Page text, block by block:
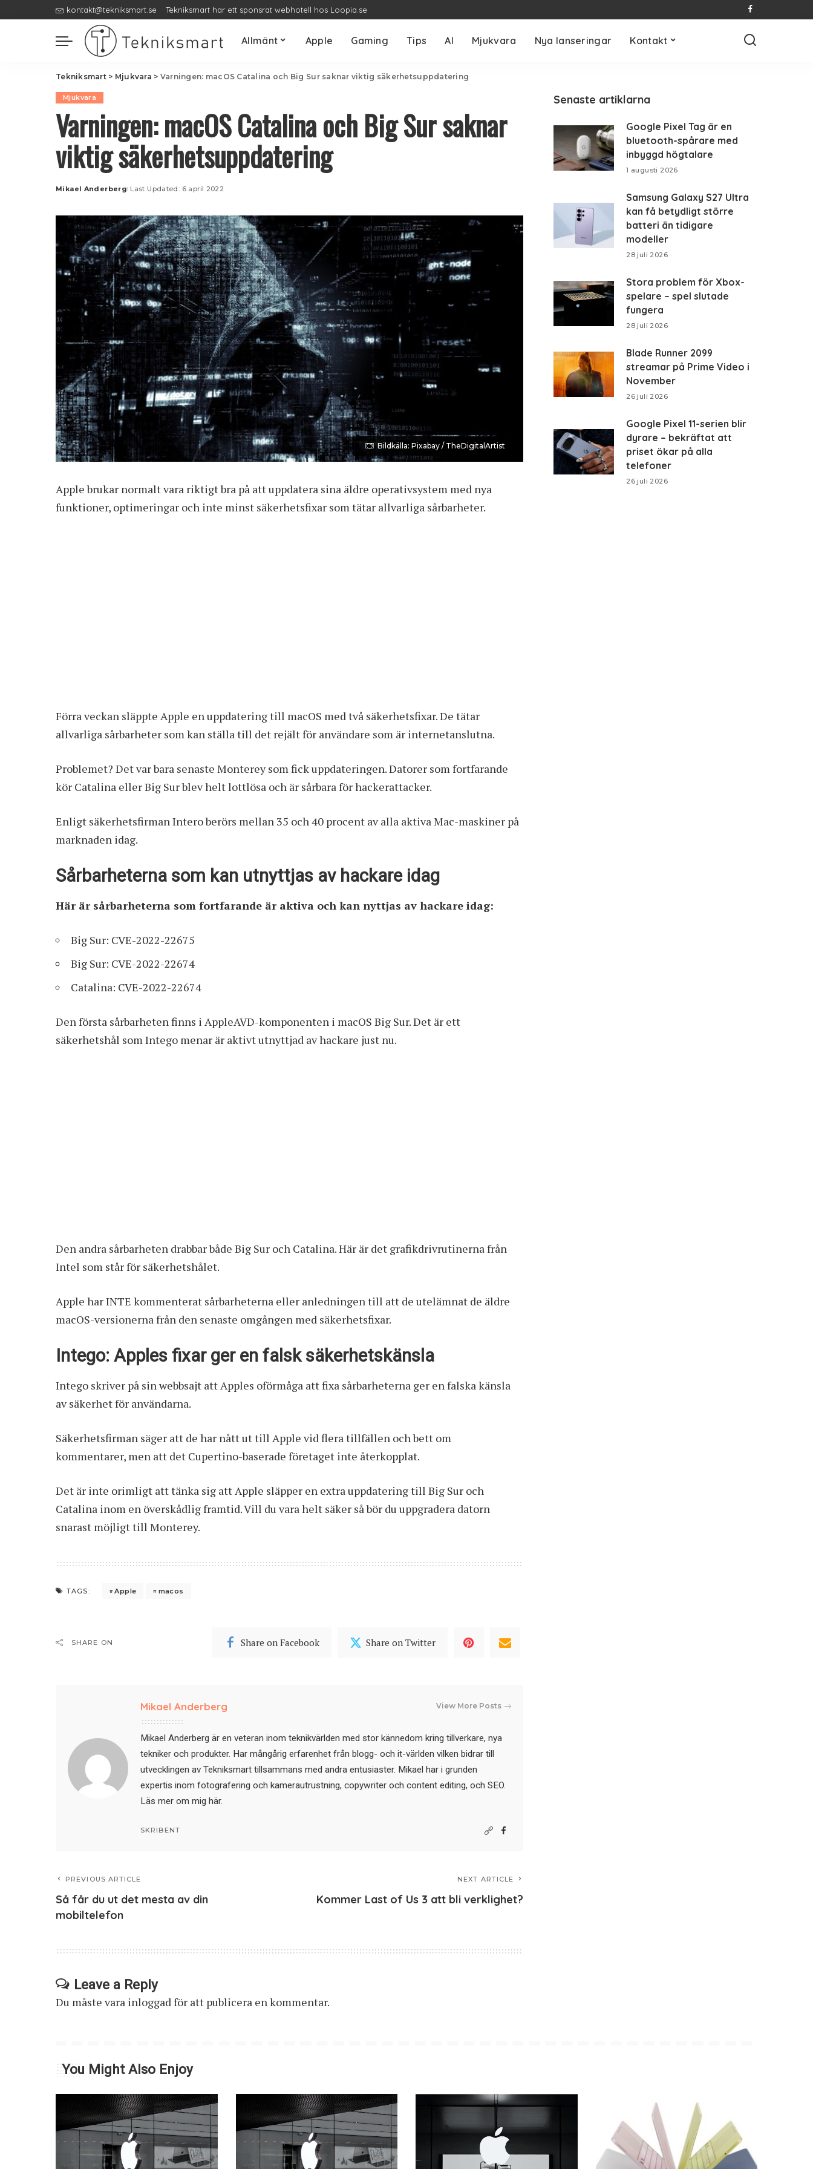
kontakt@tekniksmart.se Tekniksmart har ett sponsrat webhotell hos Loopia.se
Allmänt Apple Gaming Tips AI Mjukvara Nya lanseringar Kontakt
Tekniksmart> Mjukvara > Varningen: macOS Catalina och Big Sur saknar viktig säkerhetsuppdatering
Mjukvara
Varningen: macOS Catalina och Big Sur saknar
viktig säkerhetsuppdatering
Posted
Mikael Anderberg Last Updated: 6 april 2022
Bildkälla: Pixabay / TheDigitalArtist
Apple brukar normalt vara riktigt bra på att uppdatera sina äldre operativsystem med nya
funktioner, optimeringar och inte minst säkerhetsfixar som tätar allvarliga sårbarheter.
Förra veckan släppte Apple en uppdatering till macOS med två säkerhetsfixar. De tätar
allvarliga sårbarheter som kan ställa till det rejält för användare som är internetanslutna.
Problemet? Det var bara senaste Monterey som fick uppdateringen. Datorer som fortfarande
kör Catalina eller Big Sur blev helt lottlösa och är sårbara för hackerattacker.
Enligt säkerhetsfirman Interoberörs mellan 35 och 40 procent av alla aktiva Mac-maskiner på
marknaden idag.
Sårbarheterna som kan utnyttjas av hackare idag
Här är sårbarheterna som fortfarande är aktiva och kan nyttjas av hackare idag:
Big Sur: CVE-2022-22675
Big Sur: CVE-2022-22674
Catalina: CVE-2022-22674
Den första sårbarheten finns i AppleAVD-komponenten i macOS Big Sur. Det är ett
säkerhetshål som Intego menar är aktivt utnyttjad av hackare just nu.
Den andra sårbarheten drabbar både Big Sur och Catalina. Här är det grafikdrivrutinerna från
Intel som står för säkerhetshålet.
Apple har INTE kommenterat sårbarheterna eller anledningen till att de utelämnat de äldre
macOS-versionerna från den senaste omgången med säkerhetsfixar.
Intego: Apples fixar ger en falsk säkerhetskänsla
Intego skriver på sin webbsajt att Apples oförmåga att fixa sårbarheterna ger en falska känsla
av säkerhet för användarna.
Säkerhetsfirman säger att de har nått ut till Apple vid flera tillfällen och bett om
kommentarer, men att det Cupertino-baserade företaget inte återkopplat.
Det är inte orimligt att tänka sig att Apple släpper en extra uppdatering till Big Sur och
Catalina inom en överskådlig framtid. Vill du vara helt säker så bör du uppgradera datorn
snarast möjligt till Monterey.
TAGS: Apple macos
SHARE ON Share on Facebook Share on Twitter
Mikael Anderberg View More Posts
Mikael Anderberg är en veteran inom teknikvärlden med stor kännedom kring tillverkare, nya
tekniker och produkter. Har mångårig erfarenhet från blogg- och it-världen vilken bidrar till
utvecklingen av Tekniksmart tillsammans med andra entusiaster. Mikael har i grunden
expertis inom fotografering och kamerautrustning, copywriter och content editing, och SEO.
Läs mer om mig här.
SKRIBENT
PREVIOUS ARTICLE
Så får du ut det mesta av din
mobiltelefon
NEXT ARTICLE
Kommer Last of Us 3 att bli verklighet?
Leave a Reply
Du måste vara inloggadför att publicera en kommentar.
Senaste artiklarna
Google Pixel Tag är en
bluetooth-spårare med
inbyggd högtalare
1 augusti 2026
Samsung Galaxy S27 Ultra
kan få betydligt större
batteri än tidigare
modeller
28 juli 2026
Stora problem för Xbox-
spelare – spel slutade
fungera
28 juli 2026
Blade Runner 2099
streamar på Prime Video i
November
26 juli 2026
Google Pixel 11-serien blir
dyrare – bekräftat att
priset ökar på alla
telefoner
26 juli 2026
You Might Also Enjoy